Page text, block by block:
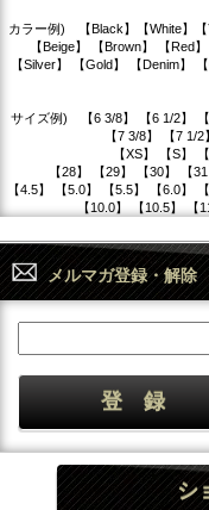
カラー例) 【Black】【White】【
【Beige】 【Brown】 【Red
【Silver】 【Gold】 【Denim】
サイズ例) 【6 3/8】 【6 1/2】 【
【7 3/8】 【7 1/
【XS】 【S】
【28】 【29】 【30】 【
【4.5】 【5.0】 【5.5】 【6.0】
【10.0】 【10.5】 【
メルマガ登録・解除
シ